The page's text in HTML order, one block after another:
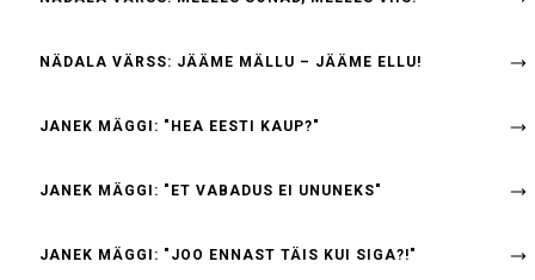
NÄDALA VÄRSS: JÄÄME MÄLLU – JÄÄME ELLU!
JANEK MÄGGI: "HEA EESTI KAUP?"
JANEK MÄGGI: "ET VABADUS EI UNUNEKS"
JANEK MÄGGI: "JOO ENNAST TÄIS KUI SIGA?!"